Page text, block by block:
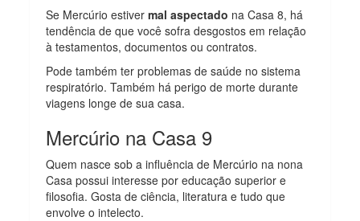
Se Mercúrio estivermal aspectado na Casa 8, há
tendência de que você sofra desgostos em relação
à testamentos, documentos ou contratos.
Pode também ter problemas de saúde no sistema
respiratório. Também há perigo de morte durante
viagens longe de sua casa.
Mercúrio na Casa 9
Quem nasce sob a influência de Mercúrio na nona
Casa possui interesse por educação superior e
filosofia. Gosta de ciência, literatura e tudo que
envolve o intelecto.